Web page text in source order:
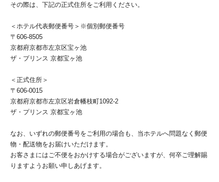
その際は、下記の正式住所をご利用ください。
＜ホテル代表郵便番号＞※個別郵便番号
〒606-8505
京都府京都市左京区宝ヶ池
ザ・プリンス 京都宝ヶ池
＜正式住所＞
〒606-0015
京都府京都市左京区岩倉幡枝町1092-2
ザ・プリンス 京都宝ヶ池
なお、いずれの郵便番号をご利用の場合も、当ホテルへ問題なく郵便
物・配送物をお届けいただけます。
お客さまにはご不便をおかけする場合がございますが、何卒ご理解賜
りますようお願い申しあげます。